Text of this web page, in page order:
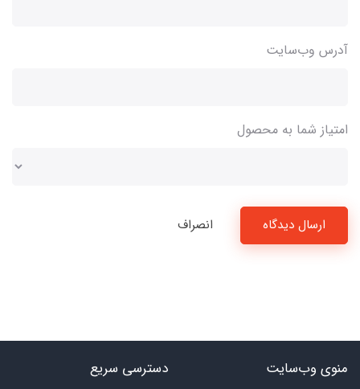
آدرس وب‌سایت
امتیاز شما به محصول
ارسال دیدگاه انصراف
منوی وب‌سایت دسترسی سریع